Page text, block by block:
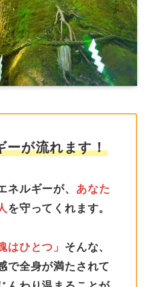
ーが流れます！
ネルギーが、 あなた
を守ってくれます。
はひとつ」 そんな、
で全身が満たされて